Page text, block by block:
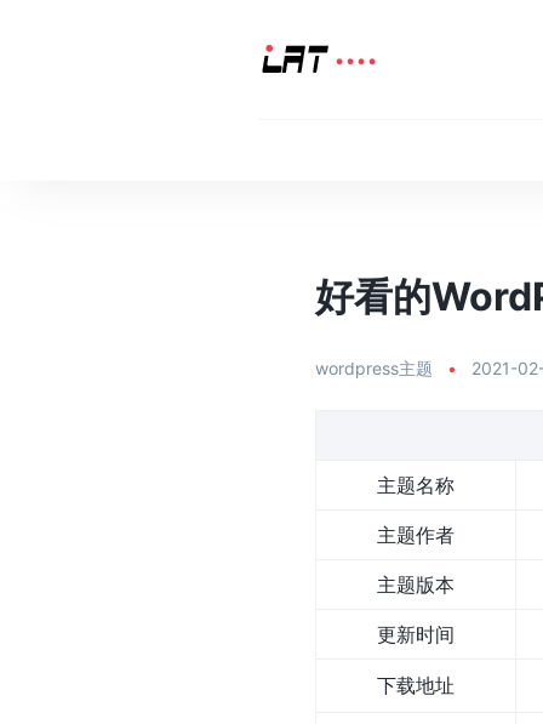
好看的
wordpress主题 • 2021-
主题名称
主题作者
主题版本
更新时间
下载地址